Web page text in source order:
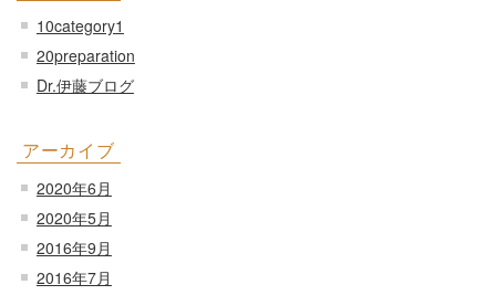
10category1
20preparation
Dr.伊藤ブログ
アーカイブ
2020年6月
2020年5月
2016年9月
2016年7月